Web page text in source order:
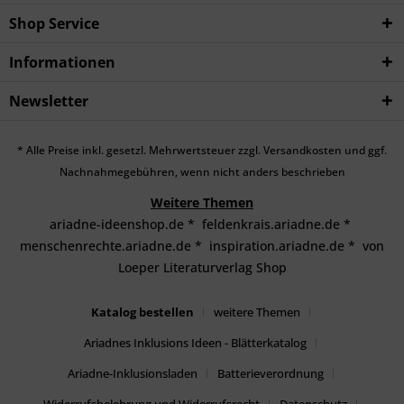
Shop Service
Informationen
Newsletter
* Alle Preise inkl. gesetzl. Mehrwertsteuer zzgl. Versandkosten und ggf.
Nachnahmegebühren, wenn nicht anders beschrieben
Weitere Themen
ariadne-ideenshop.de * feldenkrais.ariadne.de *
menschenrechte.ariadne.de * inspiration.ariadne.de * von
Loeper Literaturverlag Shop
Katalog bestellen
weitere Themen
Ariadnes Inklusions Ideen - Blätterkatalog
Ariadne-Inklusionsladen
Batterieverordnung